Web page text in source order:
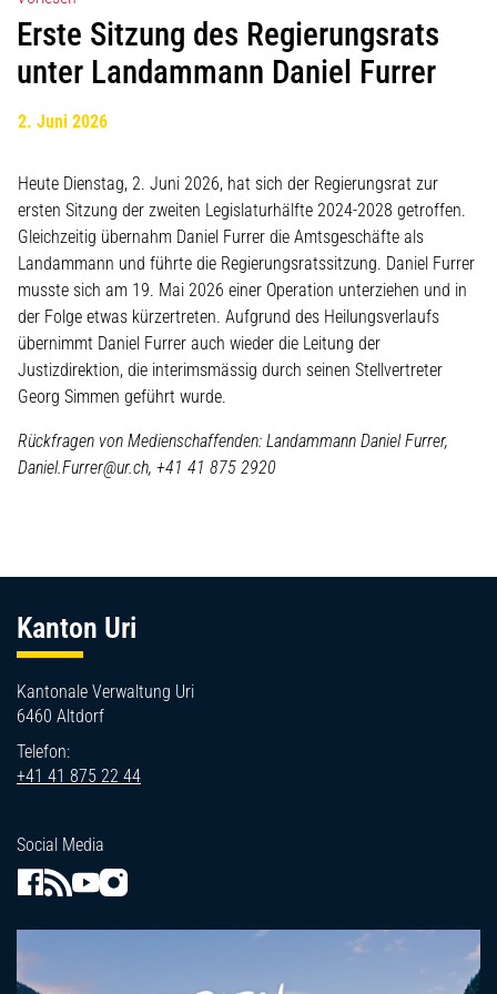
Erste Sitzung des Regierungsrats
unter Landammann Daniel Furrer
2. Juni 2026
Heute Dienstag, 2. Juni 2026, hat sich der Regierungsrat zur
ersten Sitzung der zweiten Legislaturhälfte 2024-2028 getroffen.
Gleichzeitig übernahm Daniel Furrer die Amtsgeschäfte als
Landammann und führte die Regierungsratssitzung. Daniel Furrer
musste sich am 19. Mai 2026 einer Operation unterziehen und in
der Folge etwas kürzertreten. Aufgrund des Heilungsverlaufs
übernimmt Daniel Furrer auch wieder die Leitung der
Justizdirektion, die interimsmässig durch seinen Stellvertreter
Georg Simmen geführt wurde.
Rückfragen von Medienschaffenden: Landammann DanielFurrer,
Daniel.Furrer@ur.ch, +41 41 875 2920
Kanton Uri
Kantonale Verwaltung Uri
6460 Altdorf
Telefon:
+41 41 875 22 44
Social Media